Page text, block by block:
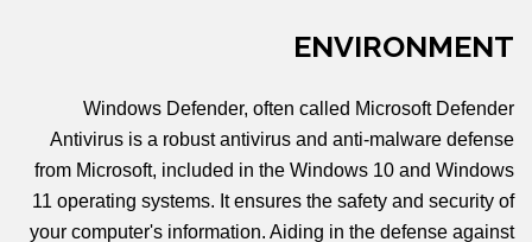
ENVIRONMENT
Windows Defender, often called Microsoft Defender
Antivirus is a robust antivirus and anti-malware defense
from Microsoft, included in the Windows 10 and Windows
11 operating systems. It ensures the safety and security of
your computer's information. Aiding in the defense against